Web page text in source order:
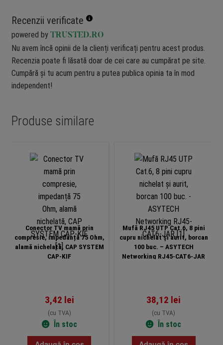
Recenzii verificate
powered by TRUSTED.RO
Nu avem încă opinii de la clienți verificați pentru acest produs.
Recenzia poate fi lăsată doar de cei care au cumpărat pe site.
Cumpără și tu acum pentru a putea publica opinia ta în mod
independent!
Produse similare
Conector TV mamă prin
compresie, impedanță 75 Ohm,
alamă nichelată, CAP SYSTEM
CAP-KIF
3,42 lei
(cu TVA)
În stoc
Mufă RJ45 UTP Cat.6, 8 pini
cupru nichelat și aurit, borcan
100 buc. – ASYTECH
Networking RJ45-CAT6-JAR
38,12 lei
(cu TVA)
În stoc